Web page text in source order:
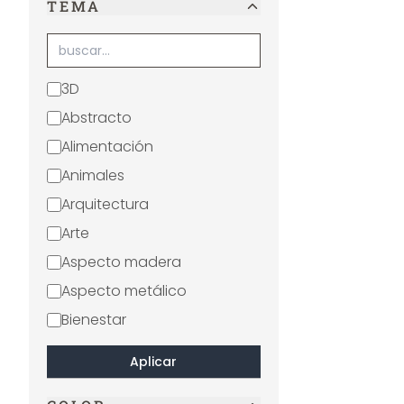
TEMA
3D
Abstracto
Alimentación
Animales
Arquitectura
Arte
Aspecto madera
Aspecto metálico
Bienestar
Blanco y negro
Boho
Aplicar